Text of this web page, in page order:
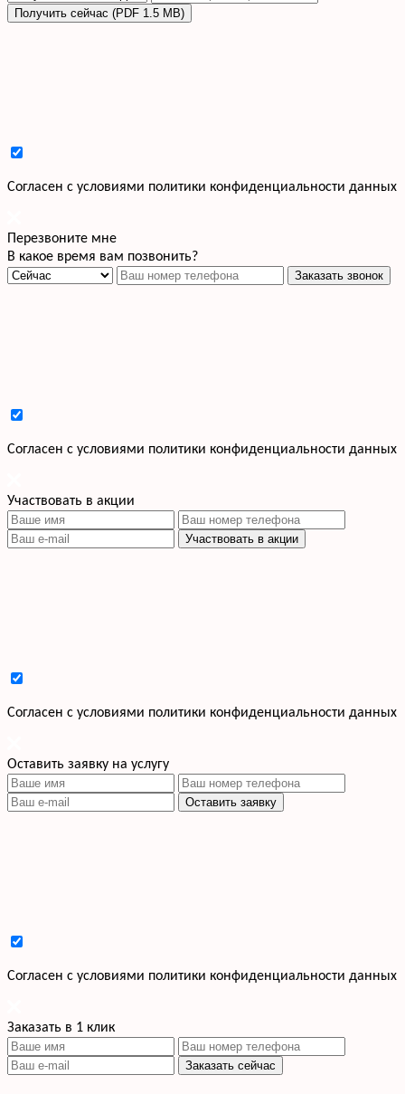
Получить сейчас (PDF 1.5 MB)
Cогласен с условиями политики конфиденциальности данных
Перезвоните мне
В какое время вам позвонить?
Заказать звонок
Cогласен с условиями политики конфиденциальности данных
Участвовать в акции
Участвовать в акции
Cогласен с условиями политики конфиденциальности данных
Оставить заявку на услугу
Оставить заявку
Cогласен с условиями политики конфиденциальности данных
Заказать в 1 клик
Заказать сейчас